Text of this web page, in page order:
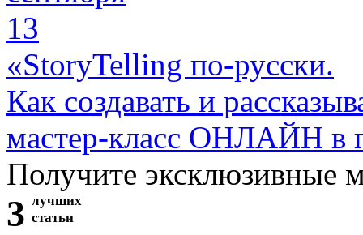
13
«StoryTelling по-русски.
Как создавать и
мастер-класс ОНЛАЙН в
Получите эксклюзивные
3 лучших
статьи